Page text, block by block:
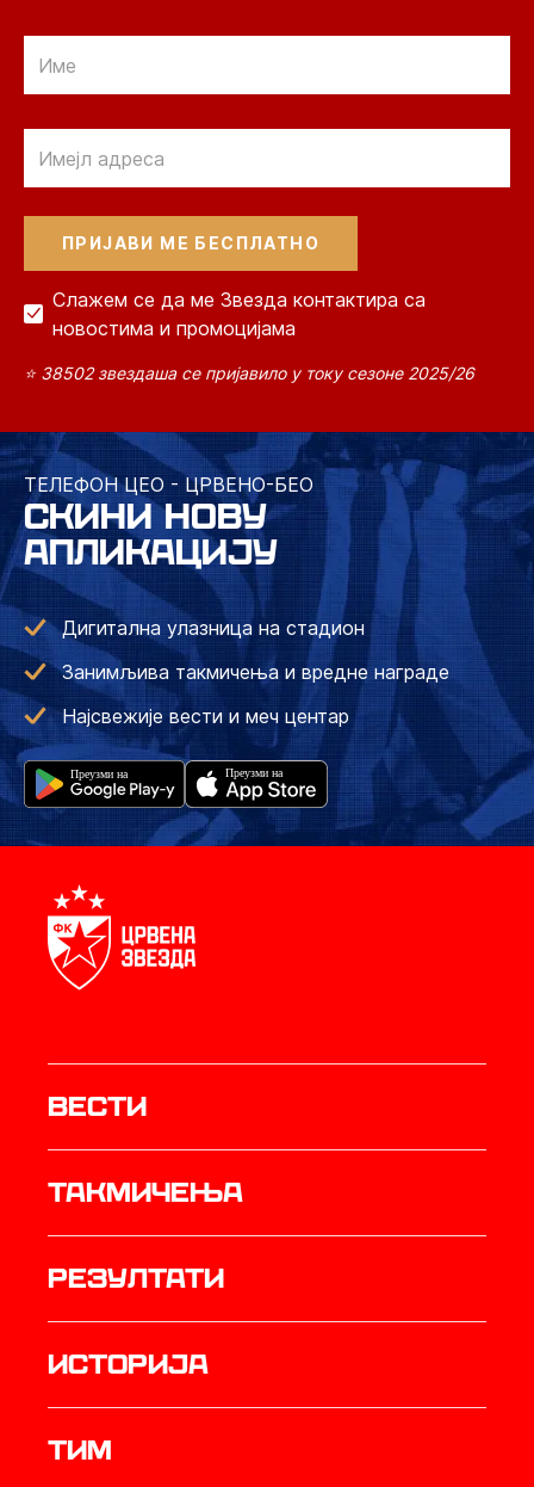
Слажем се да ме Звезда контактира са
новостима и промоцијама
⭐ 38502 звездаша се пријавило у току сезоне 2025/26
ТЕЛЕФОН ЦЕО - ЦРВЕНО-БЕО
СКИНИ НОВУ
АПЛИКАЦИЈУ
Дигитална улазница на стадион
Занимљива такмичења и вредне награде
Најсвежије вести и меч центар
Вести
Такмичења
резултати
историја
ТИМ